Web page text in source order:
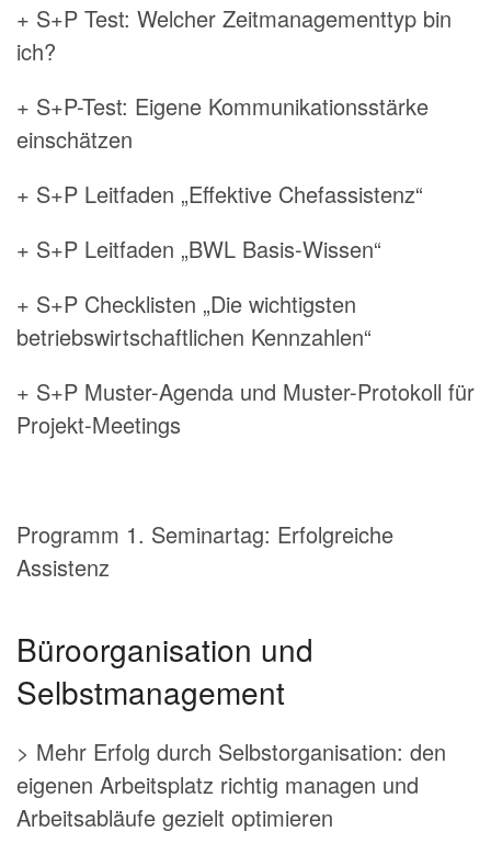
+ S+P Test: Welcher Zeitmanagementtyp bin
ich?
+ S+P-Test: Eigene Kommunikationsstärke
einschätzen
+ S+P Leitfaden „Effektive Chefassistenz“
+ S+P Leitfaden „BWL Basis-Wissen“
+ S+P Checklisten „Die wichtigsten
betriebswirtschaftlichen Kennzahlen“
+ S+P Muster-Agenda und Muster-Protokoll für
Projekt-Meetings
Programm 1. Seminartag: Erfolgreiche
Assistenz
Büroorganisation und
Selbstmanagement
> Mehr Erfolg durch Selbstorganisation: den
eigenen Arbeitsplatz richtig managen und
Arbeitsabläufe gezielt optimieren